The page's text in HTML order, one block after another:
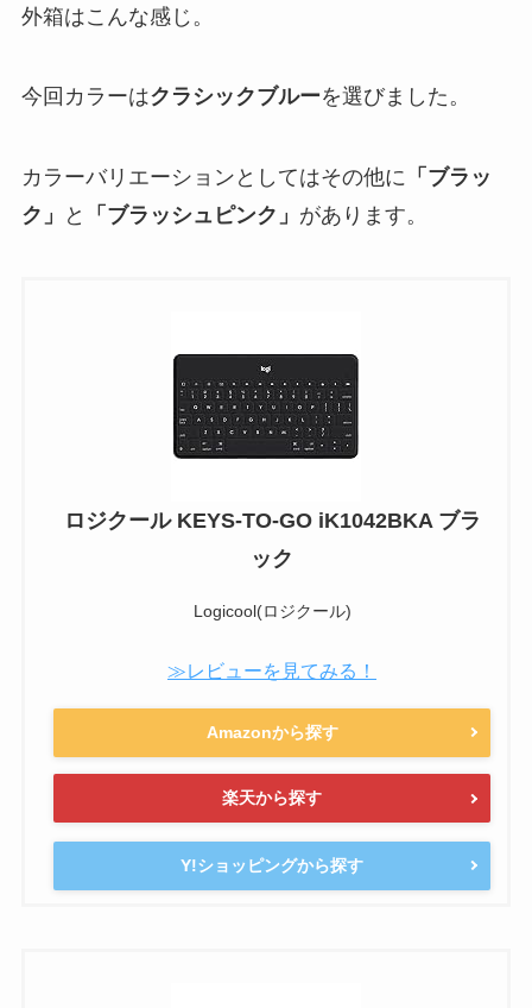
外箱はこんな感じ。
今回カラーはクラシックブルーを選びました。
カラーバリエーションとしてはその他に 「ブラッ
ク」
と 「ブラッシュピンク」 があります。
ロジクール KEYS-TO-GO iK1042BKA ブラ
ック
Logicool(ロジクール)
≫レビューを見てみる！
Amazonから探す
楽天から探す
Y!ショッピングから探す